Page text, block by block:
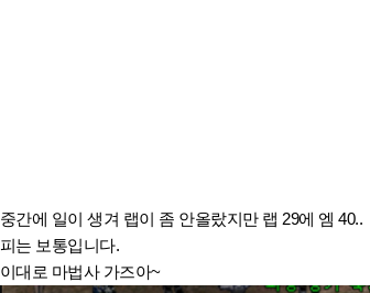
중간에 일이 생겨 랩이 좀 안올랐지만 랩 29에 엠 40..
피는 보통입니다.
이대로 마법사 가즈아~